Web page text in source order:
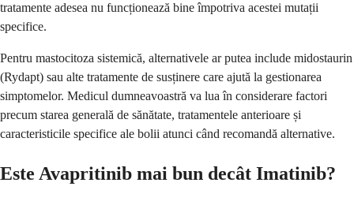
tratamente adesea nu funcționează bine împotriva acestei mutații
specifice.
Pentru mastocitoza sistemică, alternativele ar putea include midostaurin
(Rydapt) sau alte tratamente de susținere care ajută la gestionarea
simptomelor. Medicul dumneavoastră va lua în considerare factori
precum starea generală de sănătate, tratamentele anterioare și
caracteristicile specifice ale bolii atunci când recomandă alternative.
Este Avapritinib mai bun decât Imatinib?